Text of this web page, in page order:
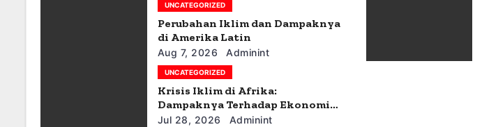
UNCATEGORIZED
Perubahan Iklim dan Dampaknya
di Amerika Latin
Aug 7, 2026 Adminint
UNCATEGORIZED
Krisis Iklim di Afrika:
Dampaknya Terhadap Ekonomi
dan Masyarakat
Jul 28, 2026 Adminint